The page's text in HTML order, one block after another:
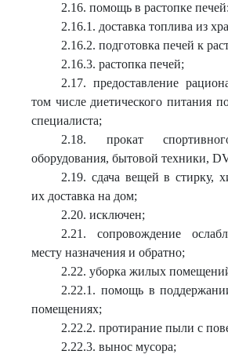
2.16. помощь в растопке печей:
2.16.1. доставка топлива из
2.16.2. подготовка печей к
2.16.3. растопка печей;
2.17. предоставление
том числе диетического питания
специалиста;
2.18. прокат
оборудования, бытовой техники,
2.19. сдача вещей в стирку,
их доставка на дом;
2.20. исключен;
2.21. сопровождение
месту назначения и обратно;
2.22. уборка жилых
2.22.1. помощь в
помещениях;
2.22.2. протирание пыли с
2.22.3. вынос мусора;